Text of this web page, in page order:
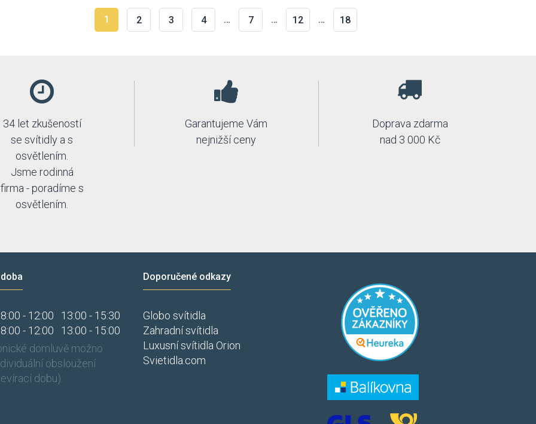
1 2 3 4 … 7 … 12 … 18
34 let zkušeností
se svítidly a s
osvětlením.
Jsme rodinná
firma - poradíme s
osvětlením.
Garantujeme Vám
nejnižší ceny
Doprava zdarma
nad 3 000 Kč
8:00 - 12:00
13:00 - 15:30
8:00 - 12:00
13:00 - 15:00
domluvě možno
obsloužení
dobu).
Doporučené odkazy
Globo svítidla
Zahradní svítidla
Luxusní svítidla Orion
Svietidla.com